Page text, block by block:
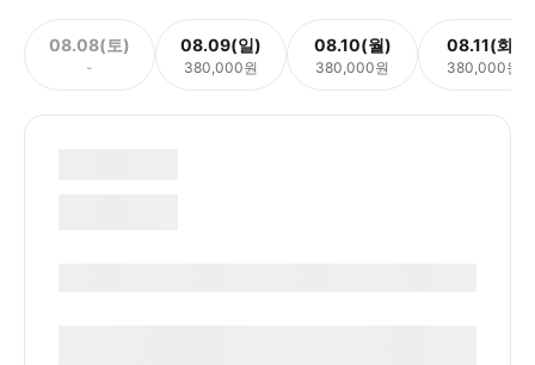
08.08(토)
-
08.09(일)
380,000원
08.10(월)
380,000원
08.11(화)
380,000원